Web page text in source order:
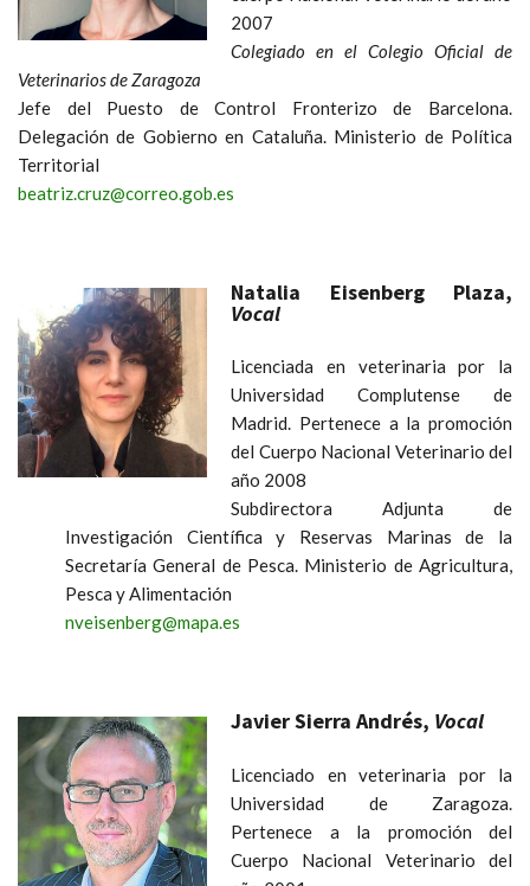
2007
Colegiado en el Colegio Oficial de
Veterinarios de Zaragoza
Jefe del Puesto de Control Fronterizo de Barcelona.
Delegación de Gobierno en Cataluña. Ministerio de Política
Territorial
beatriz.cruz@correo.gob.es
Natalia Eisenberg Plaza,
Vocal
Licenciada en veterinaria por la
Universidad Complutense de
Madrid. Pertenece a la promoción
del Cuerpo Nacional Veterinario del
año 2008
Subdirectora Adjunta de
Investigación Científica y Reservas Marinas de la
Secretaría General de Pesca. Ministerio de Agricultura,
Pesca y Alimentación
nveisenberg@mapa.es
Javier Sierra Andrés, Vocal
Licenciado en veterinaria por la
Universidad de Zaragoza.
Pertenece a la promoción del
Cuerpo Nacional Veterinario del